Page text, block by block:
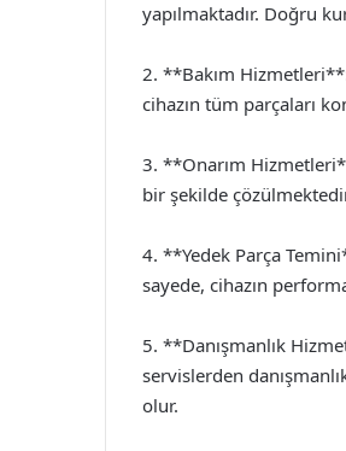
yapılmaktadır. Doğru
2. **Bakım Hizmetleri**:
cihazın tüm parçaları
3. **Onarım
bir şekilde
4. **Yedek Parça
sayede, cihazın
5. **Danışmanlık
servislerden
olur.